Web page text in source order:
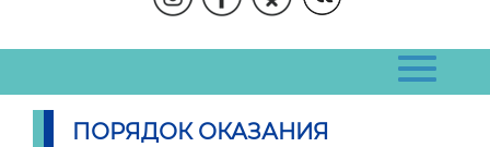
ПОРЯДОК ОКАЗАНИЯ